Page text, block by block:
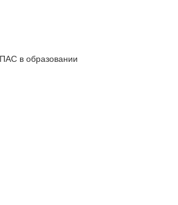
в образовании